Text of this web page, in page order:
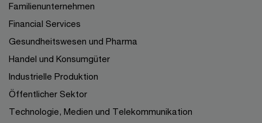
Familienunternehmen
Financial Services
Gesundheitswesen und Pharma
Handel und Konsumgüter
Industrielle Produktion
Öffentlicher Sektor
Technologie, Medien und Telekommunikation